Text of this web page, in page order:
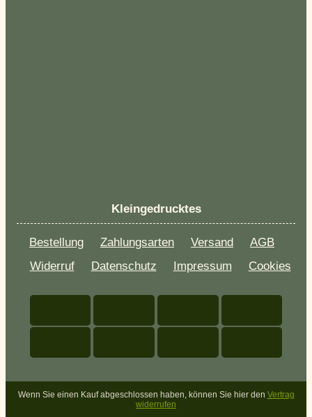
Kleingedrucktes
Bestellung Zahlungsarten Versand
AGB
Widerruf
Datenschutz Impressum Cookies
Wenn Sie einen Kauf abgeschlossen haben, können Sie hier den Vertrag
widerrufen